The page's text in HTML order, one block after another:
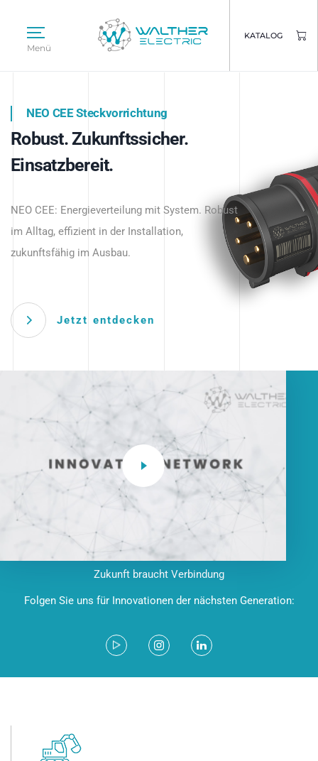
Menü
KATALOG
Intelligente Stromverteilung
beginnt hier.
NEO CEE Steckvorrichtung
Robust. Zukunftssicher.
Einsatzbereit.
NEO CEE: Energieverteilung mit System. Robust
im Alltag, effizient in der Installation,
zukunftsfähig im Ausbau.
Jetzt entdecken
Intelligenz trifft Energie.
Anwendungen – robust, IP-geschützt und
zukunftsfähig.
Zukunft braucht Verbindung
Folgen Sie uns für Innovationen der nächsten Generation: